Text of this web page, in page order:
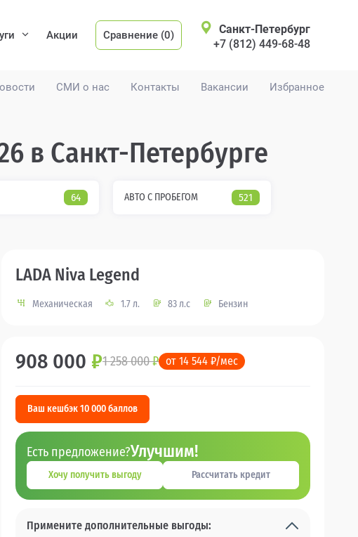
СМИ о нас Контакты Вакансии Избранное
Акции Сравнение (0)
Санкт-Петербург
+7 (812) 449-68-48
в Санкт-Петербурге
64 АВТО С ПРОБЕГОМ 521
LADA Niva Legend
Механическая 1.7 л. 83 л.с Бензин
908 000 ₽1 258 000₽ от 14 544 ₽/мес
Ваш кешбэк 10 000 баллов
Есть предложение?Улучшим!
Хочу получить выгоду Рассчитать кредит
Примените дополнительные выгоды: